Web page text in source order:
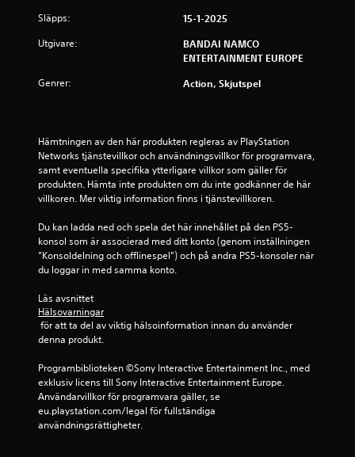
Släpps: 15-1-2025
Utgivare:
BANDAI NAMCO
ENTERTAINMENT EUROPE
Genrer: Action, Skjutspel
Hämtningen av den här produkten regleras av PlayStation
Networks tjänstevillkor och användningsvillkor för programvara,
samt eventuella specifika ytterligare villkor som gäller för
produkten. Hämta inte produkten om du inte godkänner de här
villkoren. Mer viktig information finns i tjänstevillkoren.
Du kan ladda ned och spela det här innehållet på den PS5-
konsol som är associerad med ditt konto (genom inställningen
”Konsoldelning och offlinespel”) och på andra PS5-konsoler när
du loggar in med samma konto.
Läs avsnittet
Hälsovarningar
denna produkt.
Programbiblioteken ©Sony Interactive Entertainment Inc., med
exklusiv licens till Sony Interactive Entertainment Europe.
Användarvillkor för programvara gäller, se
eu.playstation.com/legal för fullständiga
användningsrättigheter.